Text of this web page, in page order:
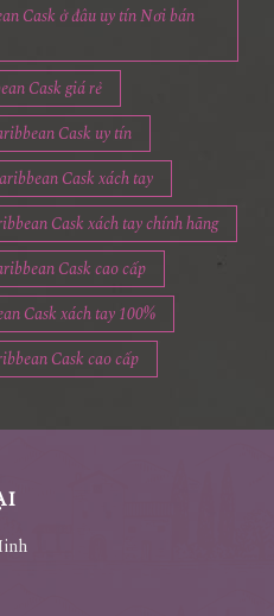
Cask ở đâu uy tín Nơi bán
Cask giá rẻ
Cask uy tín
Cask xách tay
Cask xách tay chính hãng
Cask cao cấp
Cask xách tay 100%
Cask cao cấp